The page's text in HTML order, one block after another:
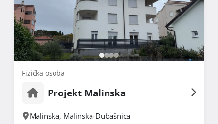
Fizička osoba
Projekt Malinska
Malinska, Malinska-Dubašnica